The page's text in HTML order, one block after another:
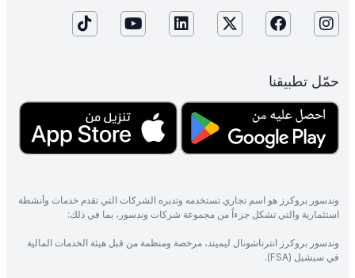
حمّل تطبيقنا
وندسور بروكرز هو اسم تجاري تستخدمه وتديره الشركات التي تقدم خدمات وأنشطة
استثمارية والتي تشكل جزءاً من مجموعة شركات وندسور، بما في ذلك:
وندسور بروكرز انترناشونال ليميتد، مرخصة ومنظمة من قبل هيئة الخدمات المالية
في سيشيل (FSA).